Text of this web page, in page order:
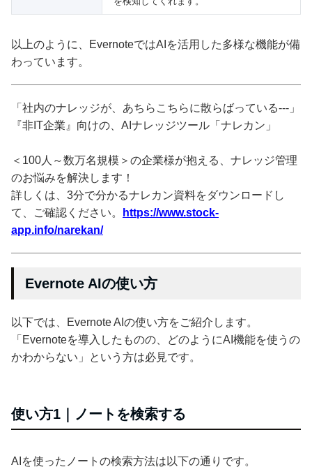
以上のように、EvernoteではAIを活用した多様な機能が備
わっています。
「社内のナレッジが、あちらこちらに散らばっている---」
『非IT企業』向けの、AIナレッジツール「ナレカン」
＜100人～数万名規模＞の企業様が抱える、ナレッジ管理
のお悩みを解決します！
詳しくは、3分で分かるナレカン資料をダウンロードし
て、ご確認ください。
https://www.stock-
app.info/narekan/
Evernote AIの使い方
以下では、Evernote AIの使い方をご紹介します。
「Evernoteを導入したものの、どのようにAI機能を使うの
かわからない」という方は必見です。
使い方1｜ノートを検索する
AIを使ったノートの検索方法は以下の通りです。